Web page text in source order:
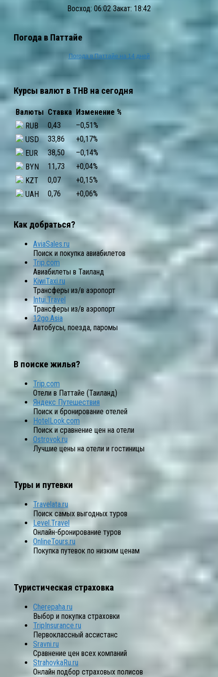
Восход: 06:02 Закат: 18:42
Погода в Паттайе
Погода в Паттайе на 14 дней
Курсы валют в THB на сегодня
Валюты Ставка Изменение %
RUB
0,43 –0,51%
USD
33,86 +0,17%
EUR
38,50 –0,14%
BYN
11,73 +0,04%
KZT
0,07 +0,15%
UAH
0,76 +0,06%
Как добраться?
AviaSales.ru
Поиск и покупка авиабилетов
Trip.com
Авиабилеты в Таиланд
KiwiTaxi.ru
Трансферы из/в аэропорт
Intui.Travel
Трансферы из/в аэропорт
12go.Asia
Автобусы, поезда, паромы
В поиске жилья?
Trip.com
Отели в Паттайе (Таиланд)
Яндекс Путешествия
Поиск и бронирование отелей
HotelLook.com
Поиск и сравнение цен на отели
Ostrovok.ru
Лучшие цены на отели и гостиницы
Туры и путевки
Travelata.ru
Поиск самых выгодных туров
Level.Travel
Онлайн-бронирование туров
OnlineTours.ru
Покупка путевок по низким ценам
Туристическая страховка
Cherepaha.ru
Выбор и покупка страховки
TripInsurance.ru
Первоклассный ассистанс
Sravni.ru
Сравнение цен всех компаний
StrahovkaRu.ru
Онлайн подбор страховых полисов